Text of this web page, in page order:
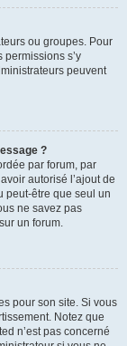
ou groupes. Pour
permissions s’y
peuvent
?
par forum, par
autorisé l’ajout de
peut-être que seul un
ne savez pas
un forum.
pour son site. Si vous
Notez que
n’est pas concerné